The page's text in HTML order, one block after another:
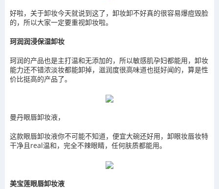
好啦，关于卸妆今天就说到这了，卸妆卸不好真的很容易爆痘毁脸
的，所以大家一定要重视卸妆啦。
珂润润浸保湿卸妆
珂润的产品也是主打温和无添加的，所以敏感肌孕妇都能用，卸妆
能力还不错浓淡妆都能卸掉，滋润度很高味道也挺好闻的，算是性
价比挺高的产品了。
曼丹眼唇卸妆液，
这款眼唇卸妆液你不可能不知道，便宜大碗还好用，卸眼妆唇妆特
干净且real温和，完全不辣眼睛，任何肤质都能用。
美宝莲眼唇卸妆液